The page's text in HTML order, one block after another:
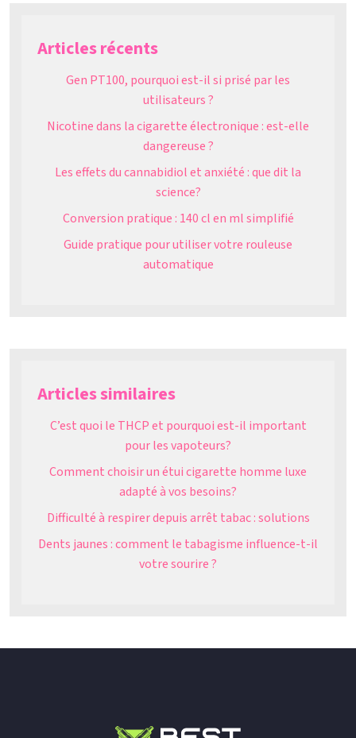
Articles récents
Gen PT100, pourquoi est-il si prisé par les
utilisateurs ?
Nicotine dans la cigarette électronique : est-elle
dangereuse ?
Les effets du cannabidiol et anxiété : que dit la
science?
Conversion pratique : 140 cl en ml simplifié
Guide pratique pour utiliser votre rouleuse
automatique
Articles similaires
C’est quoi le THCP et pourquoi est-il important
pour les vapoteurs?
Comment choisir un étui cigarette homme luxe
adapté à vos besoins?
Difficulté à respirer depuis arrêt tabac : solutions
Dents jaunes : comment le tabagisme influence-t-il
votre sourire ?